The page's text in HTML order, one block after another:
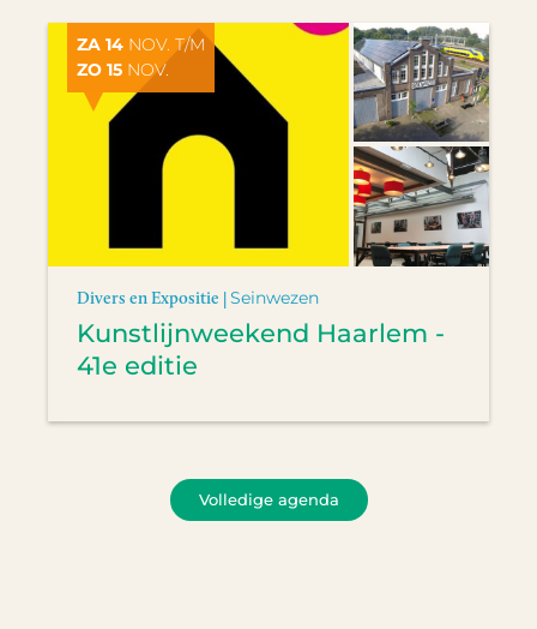
ZA 14 NOV. T/M
ZO 15 NOV.
Divers en Expositie |Seinwezen
Kunstlijnweekend Haarlem -
41e editie
Volledige agenda